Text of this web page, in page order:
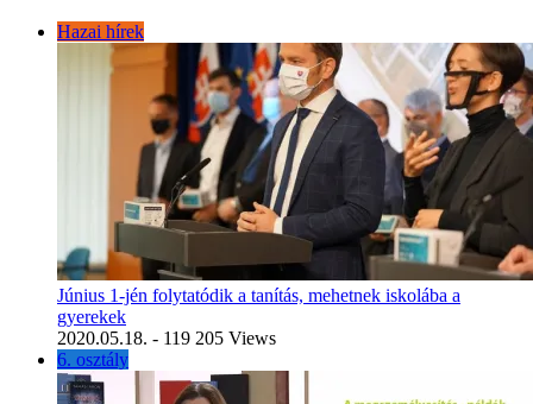
Hazai hírek
Június 1-jén folytatódik a tanítás, mehetnek iskolába a
gyerekek
2020.05.18. - 119 205 Views
6. osztály